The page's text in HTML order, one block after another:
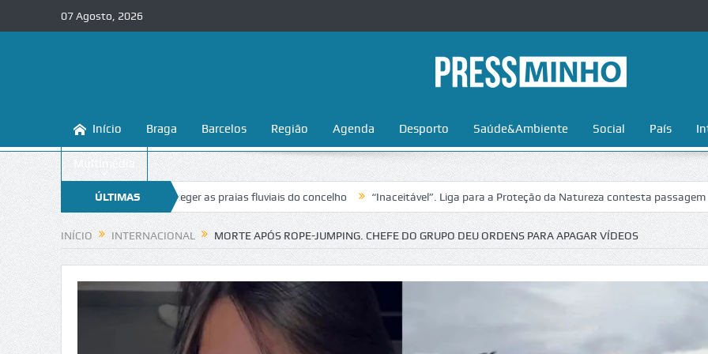
07 Agosto, 2026
Início Braga Barcelos Região Agenda Desporto Saúde&Ambiente Social País
Multimédia
ÚLTIMAS
NOTÍCIAS
a conhecer e proteger as praias fluviais do concelho “Inaceitável”. Liga para a Proteção da Natureza contesta passagem da Volta a
INÍCIO INTERNACIONAL MORTE APÓS ROPE-JUMPING. CHEFE DO GRUPO DEU ORDENS PARA APAGAR VÍDEOS